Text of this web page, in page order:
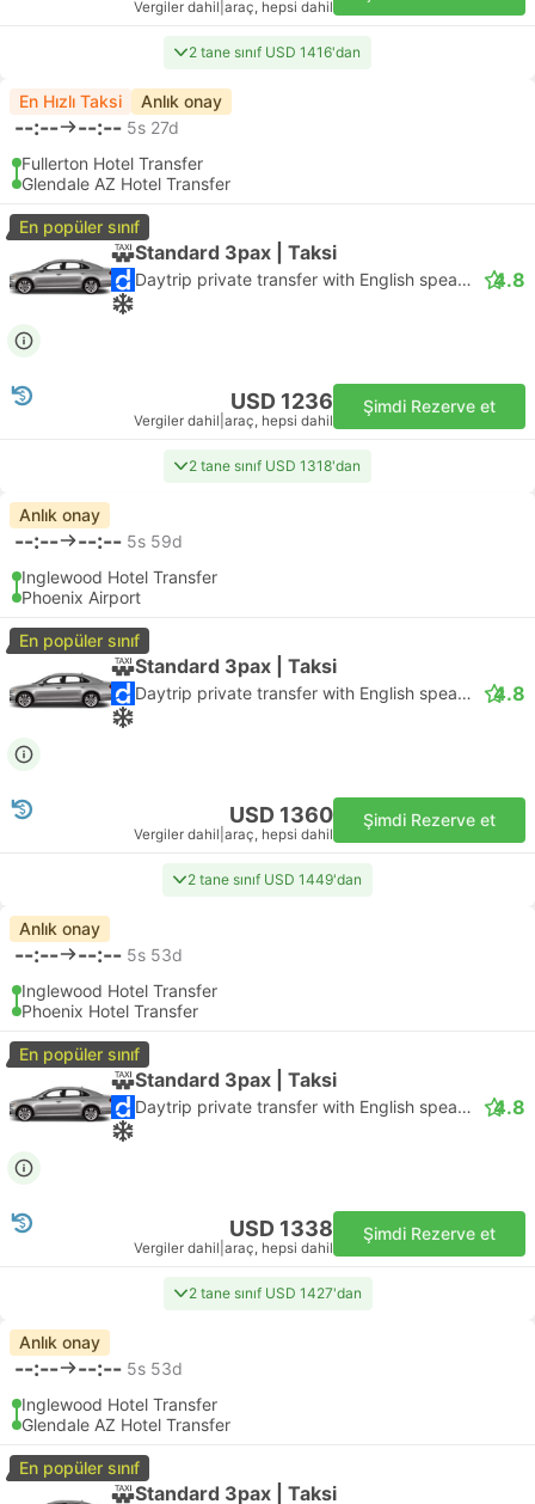
Vergiler dahil araç, hepsi dahil
2 tane sınıf USD 1416'dan
En Hızlı Taksi Anlık onay
--:-- --:-- 5s 27d
Fullerton Hotel Transfer
Glendale AZ Hotel Transfer
En popüler sınıf
Standard 3pax | Taksi
Daytrip private transfer with English speaking driver 4.8
USD 1236
Vergiler dahil araç, hepsi dahil
Şimdi Rezerve et
2 tane sınıf USD 1318'dan
Anlık onay
--:-- --:-- 5s 59d
Inglewood Hotel Transfer
Phoenix Airport
En popüler sınıf
Standard 3pax | Taksi
Daytrip private transfer with English speaking driver 4.8
USD 1360
Vergiler dahil araç, hepsi dahil
Şimdi Rezerve et
2 tane sınıf USD 1449'dan
Anlık onay
--:-- --:-- 5s 53d
Inglewood Hotel Transfer
Phoenix Hotel Transfer
En popüler sınıf
Standard 3pax | Taksi
Daytrip private transfer with English speaking driver 4.8
USD 1338
Vergiler dahil araç, hepsi dahil
Şimdi Rezerve et
2 tane sınıf USD 1427'dan
Anlık onay
--:-- --:-- 5s 53d
Inglewood Hotel Transfer
Glendale AZ Hotel Transfer
En popüler sınıf
Standard 3pax | Taksi